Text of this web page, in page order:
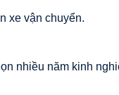
xe vận chuyển.
nhiều năm kinh